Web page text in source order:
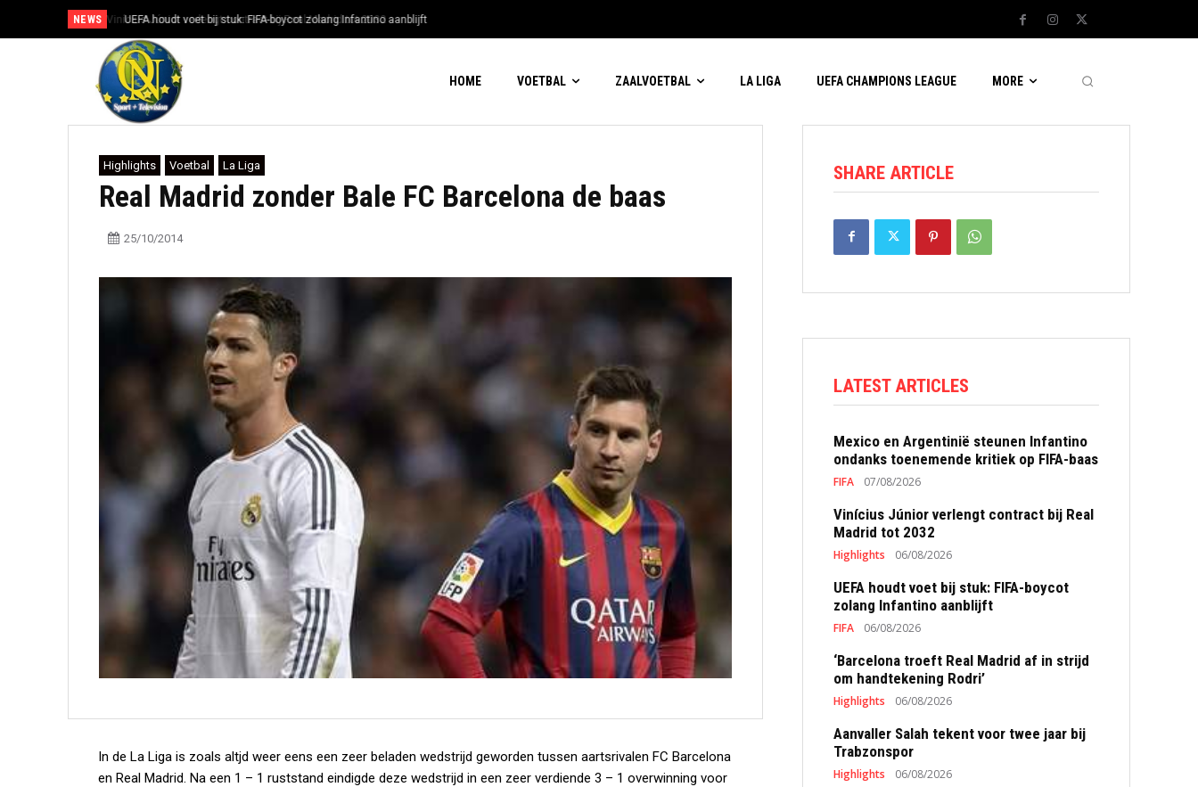
NEWS UEFA houdt voet bij stuk: FIFA-boycot zolang Infantino aanblijft
HOME VOETBAL ZAALVOETBAL LA LIGA UEFA CHAMPIONS LEAGUE MORE
Highlights Voetbal La Liga
Real Madrid zonder Bale FC Barcelona de baas
25/10/2014
In de La Liga is zoals altjd weer eens een zeer beladen wedstrijd geworden tussen aartsrivalen FC Barcelona
en Real Madrid. Na een 1 – 1 ruststand eindigde deze wedstrijd in een zeer verdiende 3 – 1 overwinning voor
SHARE ARTICLE
LATEST ARTICLES
Mexico en Argentinië steunen Infantino
ondanks toenemende kritiek op FIFA-baas
FIFA 07/08/2026
Vinícius Júnior verlengt contract bij Real
Madrid tot 2032
Highlights 06/08/2026
UEFA houdt voet bij stuk: FIFA-boycot
zolang Infantino aanblijft
FIFA 06/08/2026
‘Barcelona troeft Real Madrid af in strijd
om handtekening Rodri’
Highlights 06/08/2026
Aanvaller Salah tekent voor twee jaar bij
Trabzonspor
Highlights 06/08/2026